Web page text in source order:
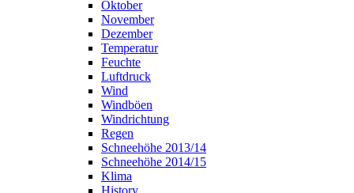
Oktober
November
Dezember
Temperatur
Feuchte
Luftdruck
Wind
Windböen
Windrichtung
Regen
Schneehöhe 2013/14
Schneehöhe 2014/15
Klima
History